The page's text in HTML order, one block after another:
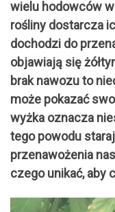
wielu hodowców
rośliny dostarcza
dochodzi do
objawiają się
brak nawozu to
może pokazać
wyżka oznacza
tego powodu
przenawożenia
czego unikać, aby